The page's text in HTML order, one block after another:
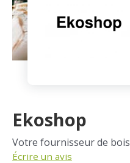
BLOG
ESPACE PRO
Ekoshop
Votre fournisseur de bois
Écrire un avis